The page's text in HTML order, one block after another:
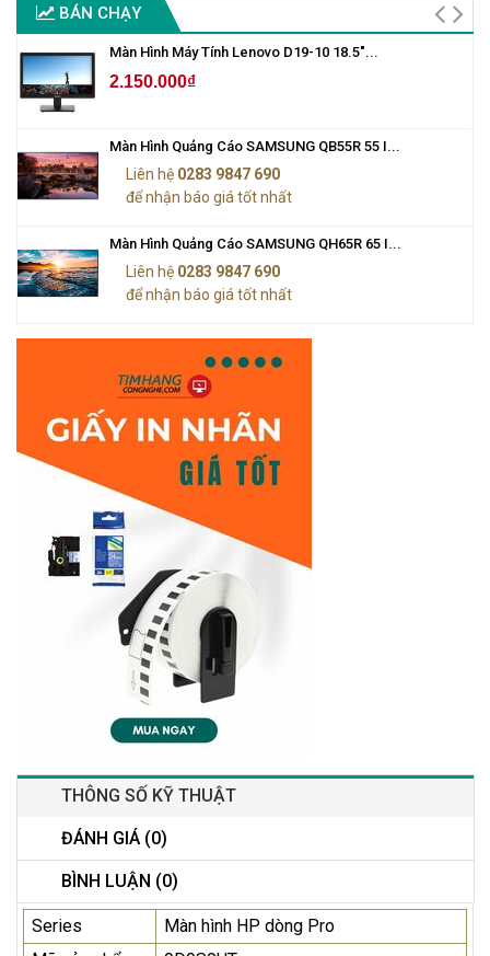
BÁN CHẠY
Màn Hình Máy Tính Lenovo D19-10 18.5"...
2.150.000₫
Màn Hình Quảng Cáo SAMSUNG QB55R 55 I...
Liên hệ 0283 9847 690
để nhận báo giá tốt nhất
Màn Hình Quảng Cáo SAMSUNG QH65R 65 I...
Liên hệ 0283 9847 690
để nhận báo giá tốt nhất
THÔNG SỐ KỸ THUẬT
ĐÁNH GIÁ (0)
BÌNH LUẬN (0)
Series
Màn hình HP dòng Pro